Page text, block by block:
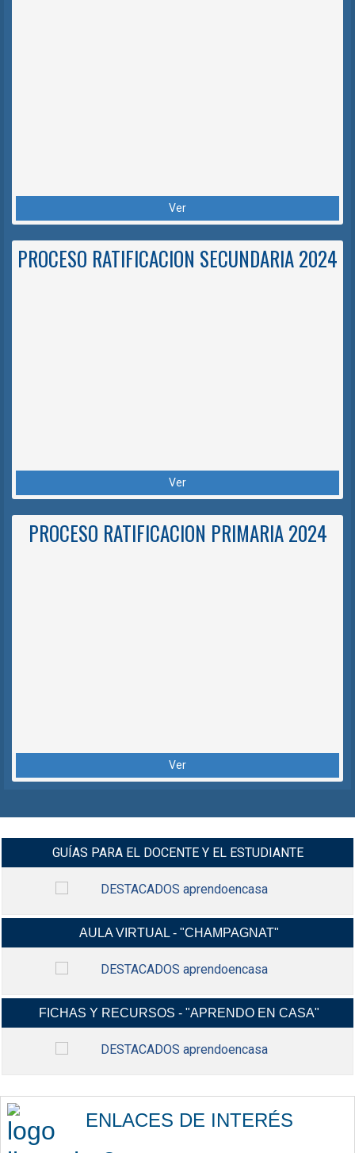
Ver
PROCESO RATIFICACION SECUNDARIA 2024
Ver
PROCESO RATIFICACION PRIMARIA 2024
Ver
GUÍAS PARA EL DOCENTE Y EL ESTUDIANTE
INGRESAR
MANUALES Y VIDEO-TUTORIALES G-
AULA VIRTUAL - "CHAMPAGNAT"
INGRESAR
INGRESA A TU AULA VIRTUAL,
INSTITUCIONAL.
FICHAS Y RECURSOS - "APRENDO EN CASA"
INGRESAR
RECURSOS EDUCATIVOS,
ACTIVIDADES Y MÁS...
ENLACES DE INTERÉS